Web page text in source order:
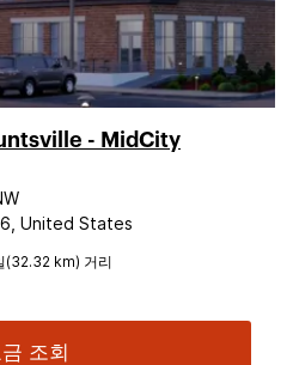
- MidCity
United States
(32.32 km) 거리
조회